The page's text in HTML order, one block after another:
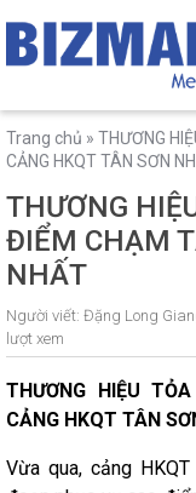
Trang chủ » THƯƠNG
CẢNG HKQT TÂN SƠN
THƯƠNG
ĐIỂM CHẠM
NHẤT
Người viết: Đặng Long
lượt xem
THƯƠNG HIỆU
CẢNG HKQT TÂN
Vừa qua, cảng